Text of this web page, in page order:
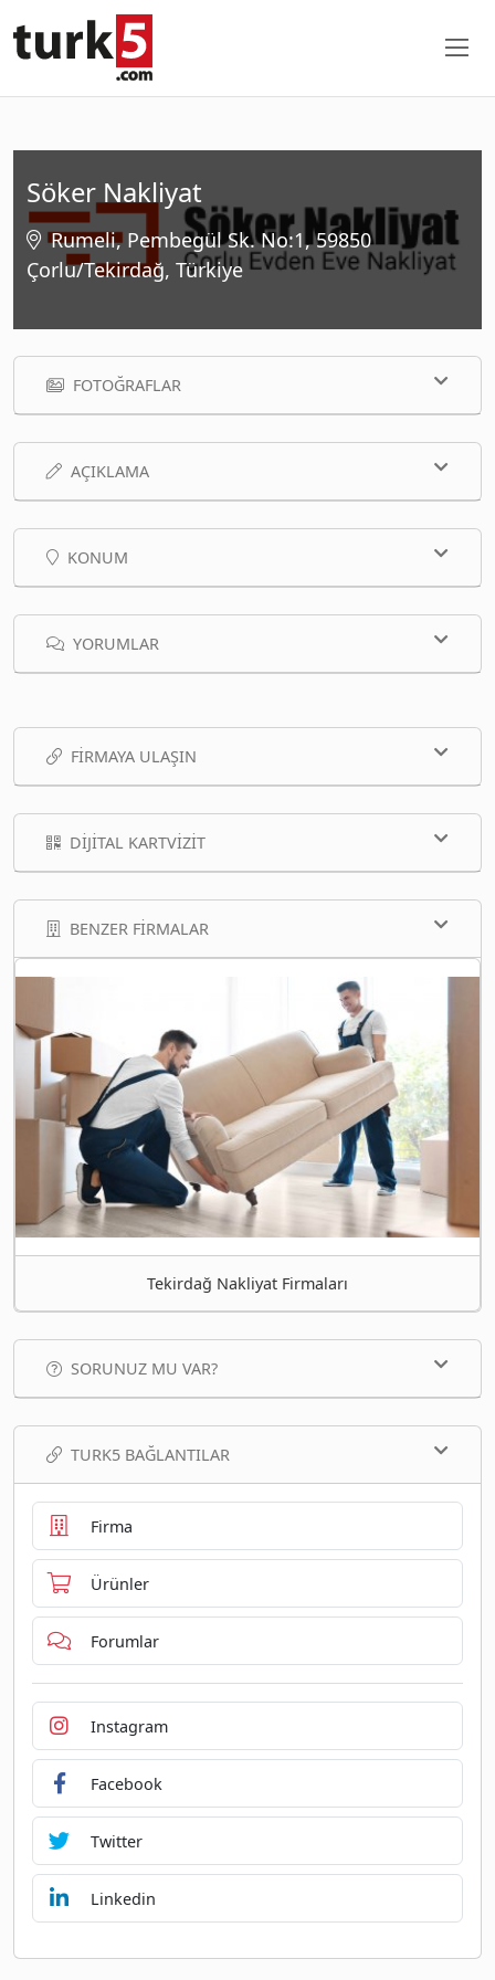
Söker Nakliyat
Rumeli, Pembegül Sk. No:1, 59850
Çorlu/Tekirdağ, Türkiye
FOTOĞRAFLAR
AÇIKLAMA
KONUM
YORUMLAR
FIRMAYA ULAŞIN
DIJITAL KARTVIZIT
BENZER FIRMALAR
Tekirdağ Nakliyat Firmaları
SORUNUZ MU VAR?
TURK5 BAĞLANTILAR
Firma
Ürünler
Forumlar
Instagram
Facebook
Twitter
Linkedin